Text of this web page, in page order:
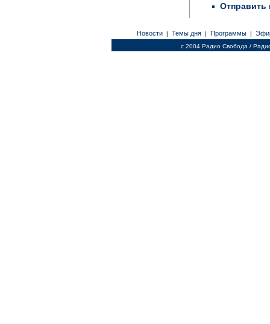
Отправить
Новости | Темы дня | Программы |
c 2004 Радио Свобода /